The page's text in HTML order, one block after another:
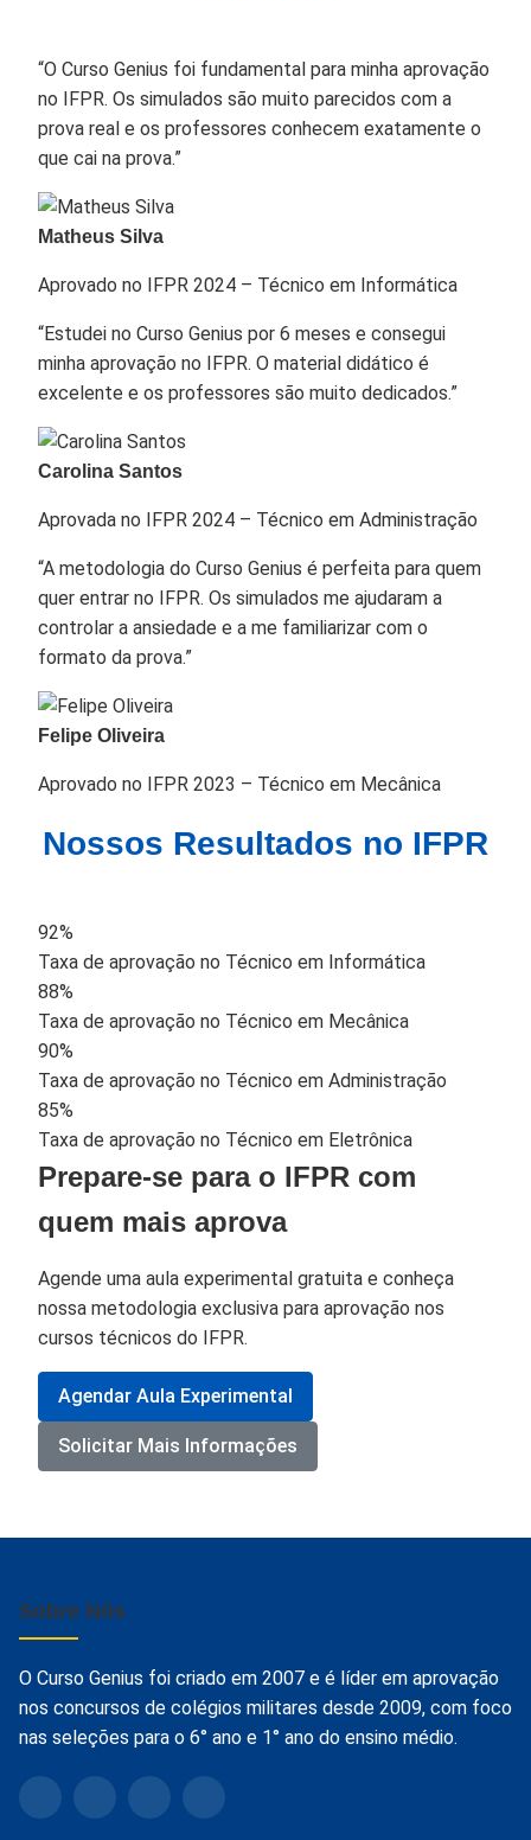
“O Curso Genius foi fundamental para minha aprovação
no IFPR. Os simulados são muito parecidos com a
prova real e os professores conhecem exatamente o
que cai na prova.”
Matheus Silva
Aprovado no IFPR 2024 – Técnico em Informática
“Estudei no Curso Genius por 6 meses e consegui
minha aprovação no IFPR. O material didático é
excelente e os professores são muito dedicados.”
Carolina Santos
Aprovada no IFPR 2024 – Técnico em Administração
“A metodologia do Curso Genius é perfeita para quem
quer entrar no IFPR. Os simulados me ajudaram a
controlar a ansiedade e a me familiarizar com o
formato da prova.”
Felipe Oliveira
Aprovado no IFPR 2023 – Técnico em Mecânica
Nossos Resultados no IFPR
92%
Taxa de aprovação no Técnico em Informática
88%
Taxa de aprovação no Técnico em Mecânica
90%
Taxa de aprovação no Técnico em Administração
85%
Taxa de aprovação no Técnico em Eletrônica
Prepare-se para o IFPR com
quem mais aprova
Agende uma aula experimental gratuita e conheça
nossa metodologia exclusiva para aprovação nos
cursos técnicos do IFPR.
Agendar Aula Experimental
Solicitar Mais Informações
Sobre Nós
O Curso Genius foi criado em 2007 e é líder em aprovação
nos concursos de colégios militares desde 2009, com foco
nas seleções para o 6° ano e 1° ano do ensino médio.